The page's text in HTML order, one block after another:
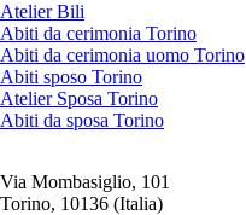
Atelier Bili
Abiti da cerimonia Torino
Abiti da cerimonia uomo Torino
Abiti sposo Torino
Atelier Sposa Torino
Abiti da sposa Torino
Via Mombasiglio, 101
Torino, 10136 (Italia)